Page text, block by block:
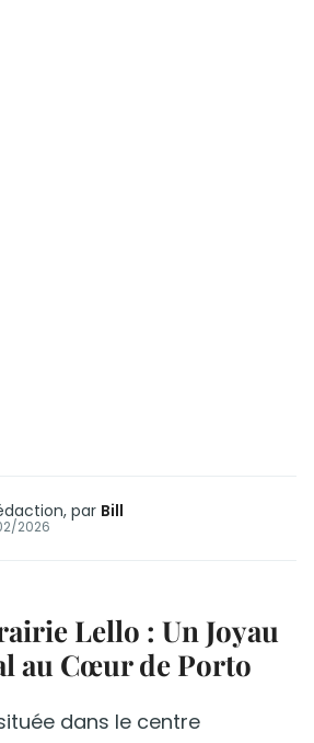
par Bill
2026
Lello : Un Joyau
au Cœur de Porto
dans le centre